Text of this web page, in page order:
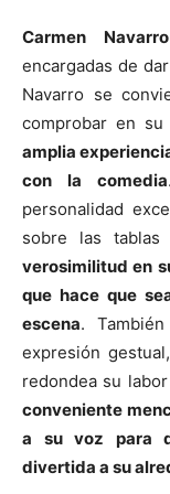
Carmen
encargadas de
Navarro se
comprobar en su
amplia
con la comedia
personalidad
sobre las tablas
verosimilitud en
que hace que
escena.
expresión
redondea su
conveniente
a su voz para
divertida a su